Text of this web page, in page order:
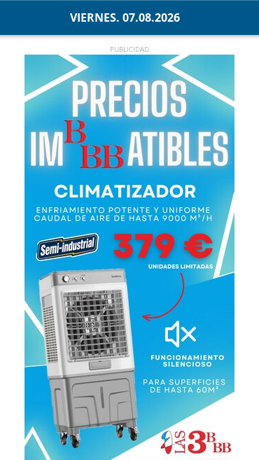
VIERNES. 07.08.2026